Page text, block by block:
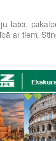
labā,
ar tiem.